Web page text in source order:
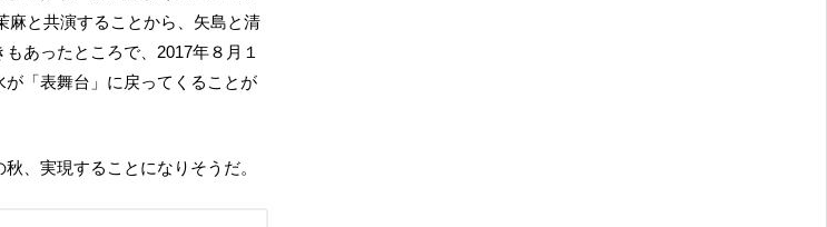
麻と共演することから、矢島と清
あったところで、2017年８月１
「表舞台」に戻ってくることが
、実現することになりそうだ。